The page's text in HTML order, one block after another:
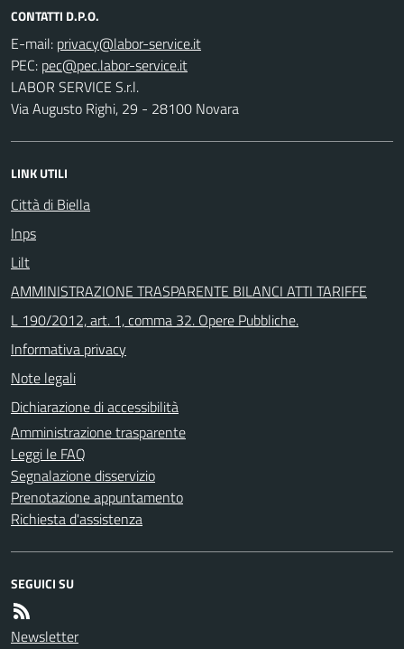
CONTATTI D.P.O.
E-mail:
PEC:
LABOR SERVICE S.r.l.
Via Augusto Righi, 29 - 28100 Novara
LINK UTILI
Città di Biella
Inps
Lilt
AMMINISTRAZIONE TRASPARENTE BILANCI ATTI TARIFFE
L 190/2012, art. 1, comma 32. Opere Pubbliche.
Informativa privacy
Note legali
Dichiarazione di accessibilità
Amministrazione trasparente
Leggi le FAQ
Segnalazione disservizio
Prenotazione appuntamento
Richiesta d'assistenza
SEGUICI SU
Newsletter